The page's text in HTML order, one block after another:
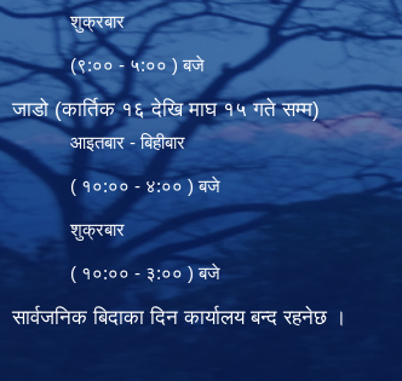
शुक्रबार
(९:०० - ५:०० ) बजे
जाडो (कार्तिक १६ देखि माघ १५ गते सम्म)
आइतबार - बिहीबार
( १०:०० - ४:०० ) बजे
शुक्रबार
( १०:०० - ३:०० ) बजे
सार्वजनिक बिदाका दिन कार्यालय बन्द रहनेछ ।